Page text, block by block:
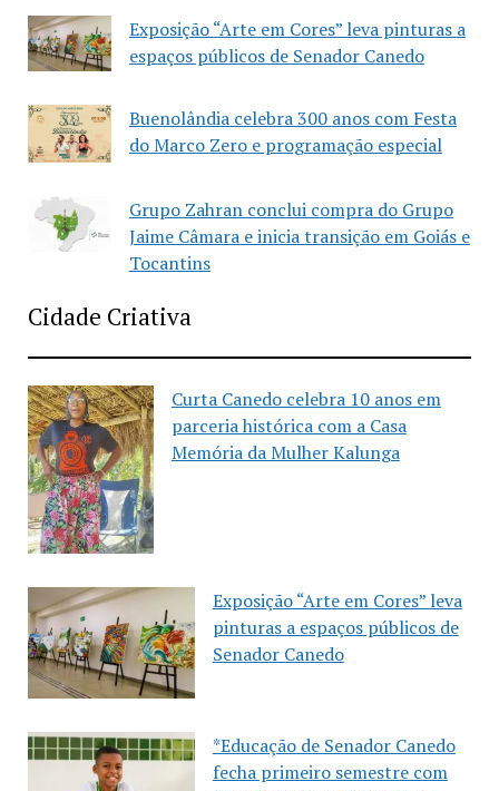
Exposição “Arte em Cores” leva pinturas a
espaços públicos de Senador Canedo
Buenolândia celebra 300 anos com Festa
do Marco Zero e programação especial
Grupo Zahran conclui compra do Grupo
Jaime Câmara e inicia transição em Goiás e
Tocantins
Cidade Criativa
Curta Canedo celebra 10 anos em
parceria histórica com a Casa
Memória da Mulher Kalunga
Exposição “Arte em Cores” leva
pinturas a espaços públicos de
Senador Canedo
*Educação de Senador Canedo
fecha primeiro semestre com